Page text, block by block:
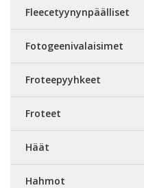
Fleecetyynynpäälliset
Fotogeenivalaisimet
Froteepyyhkeet
Froteet
Häät
Hahmot